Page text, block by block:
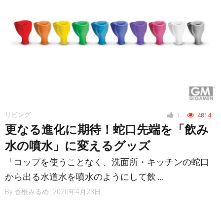
1 4814
リビング
更なる進化に期待！蛇口先端を「飲み
水の噴水」に変えるグッズ
「コップを使うことなく、洗面所・キッチンの蛇口
から出る水道水を噴水のようにして飲 …
By 香椎みるめ 2020年4月23日